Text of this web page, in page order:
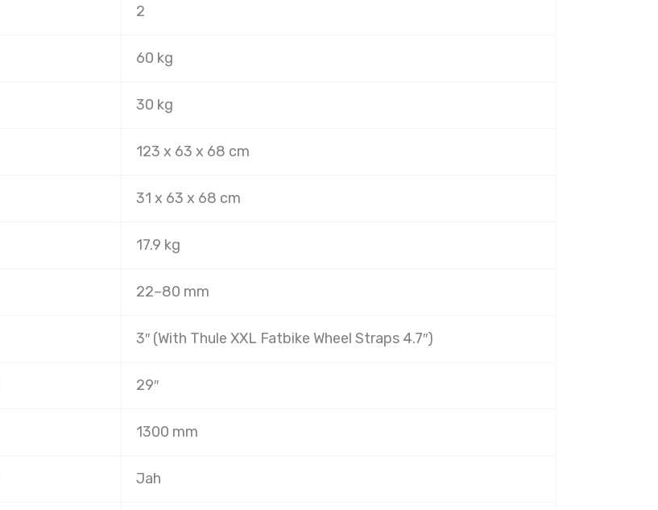
2
60 kg
30 kg
123 x 63 x 68 cm
31 x 63 x 68 cm
17.9 kg
22–80 mm
3″ (With Thule XXL Fatbike Wheel Straps 4.7″)
29″
1300 mm
Jah